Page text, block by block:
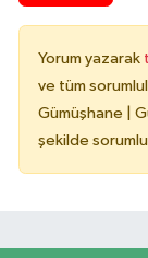
Yorum yazarak
ve tüm
Gümüşhane |
şekilde